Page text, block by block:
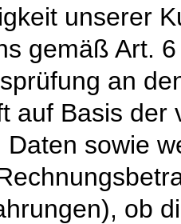
unserer
gemäß Art.
an
auf Basis der
Daten sowie
ob